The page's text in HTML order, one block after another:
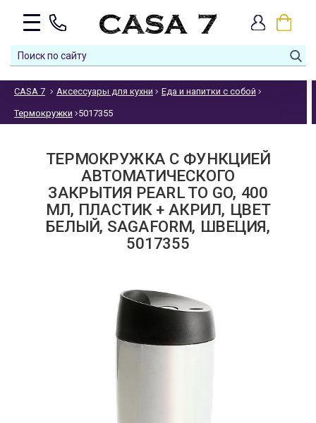
CASA 7 Аксессуары для кухни Еда и напитки с собой
Термокружки 5017355
ТЕРМОКРУЖКА С ФУНКЦИЕЙ
АВТОМАТИЧЕСКОГО
ЗАКРЫТИЯ PEARL TO GO, 400
МЛ, ПЛАСТИК + АКРИЛ, ЦВЕТ
БЕЛЫЙ, SAGАFORM, ШВЕЦИЯ,
5017355